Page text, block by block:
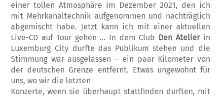
einer tollen Atmosphäre im Dezember 2021, den ich
mit Mehrkanaltechnik aufgenommen und nachträglich
abgemischt habe. Jetzt kann ich mit einer aktuellen
Live-CD auf Tour gehen … In dem Club Den Atelierin
Luxemburg City durfte das Publikum stehen und die
Stimmung war ausgelassen – ein paar Kilometer von
der deutschen Grenze entfernt. Etwas ungewohnt für
uns, wo wir die letzten
Konzerte, wenn sie überhaupt stattfinden durften, mit